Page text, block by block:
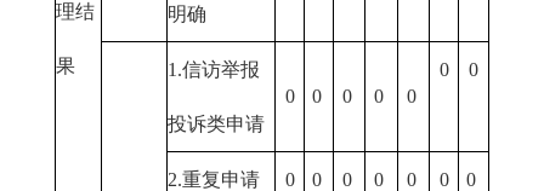
理结
果
明确
1.信访举报
投诉类申请
0 0 0 0 0
0 0
2.重复申请 0 0 0 0 0 0 0